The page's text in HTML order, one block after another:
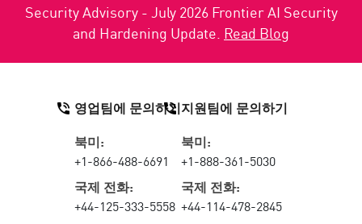
Security Advisory - July 2026 Frontier AI Security
and Hardening Update. Read Blog
영업팀에 문의하기
북미:
+1-866-488-6691
국제 전화:
+44-125-333-5558
지원팀에 문의하기
북미:
+1-888-361-5030
국제 전화:
+44-114-478-2845